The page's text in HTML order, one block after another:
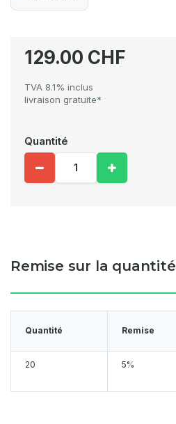
129.00 CHF
TVA 8.1% inclus
livraison gratuite*
Quantité
Remise sur la quantité
Quantité Remise
20 5%